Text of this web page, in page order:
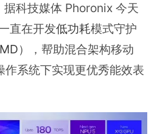
据科技媒体 Phoronix 今天
直在开发低功耗模式守护
），帮助混合架构移动
作系统下实现更优秀能效表